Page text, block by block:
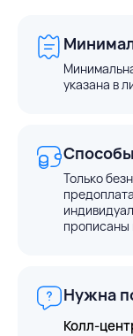
указана в
Только
прописаны
Нужна
Колл-